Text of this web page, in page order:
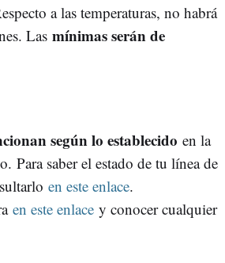
a las temperaturas, no habrá
Las mínimas serán de
según lo establecido en la
Para saber el estado de tu línea de
en este enlace.
en este enlace y conocer cualquier